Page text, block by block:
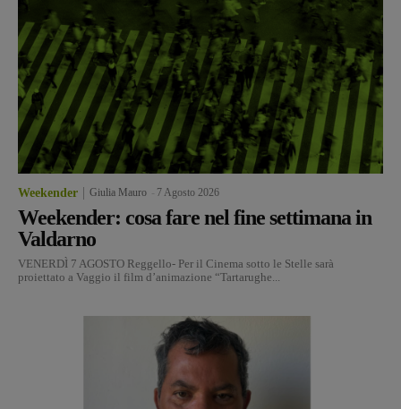
Weekender Giulia Mauro 7 Agosto 2026
Weekender: cosa fare nel fine settimana in
Valdarno
VENERDÌ 7 AGOSTO Reggello- Per il Cinema sotto le Stelle sarà
proiettato a Vaggio il film d’animazione “Tartarughe...